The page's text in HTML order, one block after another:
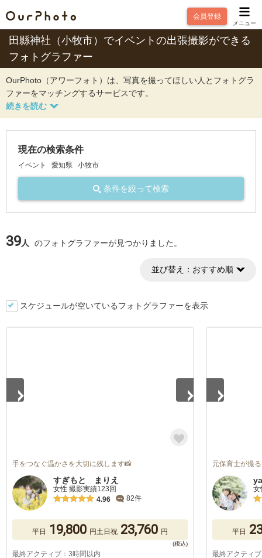
会員登録
メニュー
田縣神社（小牧市）でイベントの出張撮影ができる
フォトグラファー
OurPhoto（アワーフォト）は、写真を撮ってほしい人とフォトグラ
ファーをマッチングするサービスです。
現在の検索条件
イベント 愛知県 小牧市
条件を絞って検索
39人 のフォトグラファーが見つかりました。
並び替え： おすすめ順
スケジュールが空いているフォトグラファーを表示
手をつなぐ温かさを大切に残します📸
すぎもと まりえ
女性 撮影実績123回
4.96
82件
平日 19,800 円土日祝 23,760 円
最終アクティブ：3時間以内
元保育士が撮
女
平日
最終アクティ